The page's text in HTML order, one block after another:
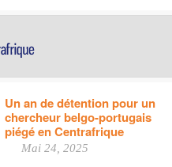
Un an de détention pour un
chercheur belgo-portugais
piégé en Centrafrique
Mai 24, 2025